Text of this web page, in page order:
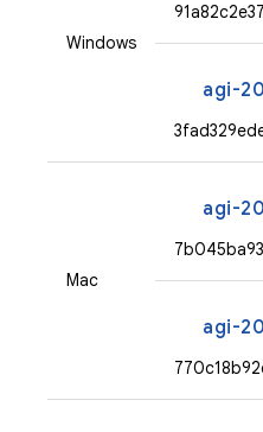
Windows
agi-
Mac
agi-
agi-